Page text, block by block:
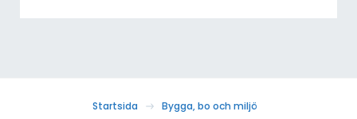
Startsida Bygga, bo och miljö